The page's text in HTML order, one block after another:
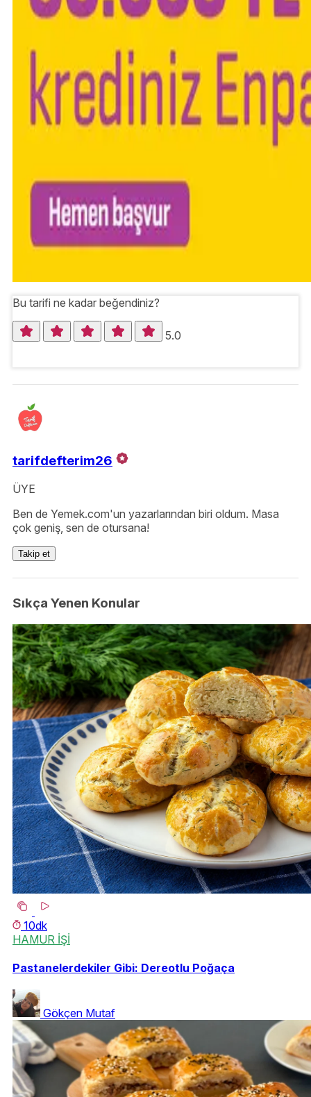
Bu tarifi ne kadar beğendiniz?
5.0
tarifdefterim26
ÜYE
Ben de Yemek.com'un yazarlarından biri oldum. Masa
çok geniş, sen de otursana!
Takip et
Sıkça Yenen Konular
10dk
HAMUR İŞİ
Pastanelerdekiler Gibi: Dereotlu Poğaça
Gökçen Mutaf